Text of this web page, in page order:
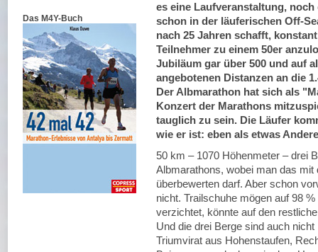
Das M4Y-Buch
es eine Laufveranstaltung, noch
schon in der läuferischen Off-
nach 25 Jahren schafft,
Teilnehmer zu einem 50er
Jubiläum gar über 500 und auf
angebotenen Distanzen an die
Der Albmarathon hat sich als
Konzert der Marathons
tauglich zu sein. Die Läufer
wie er ist: eben als etwas
50 km – 1070 Höhenmeter – drei
Albmarathons, wobei man das
überbewerten darf. Aber schon
nicht. Trailschuhe mögen auf 98
verzichtet, könnte auf den
Und die drei Berge sind auch
Triumvirat aus Hohenstaufen,